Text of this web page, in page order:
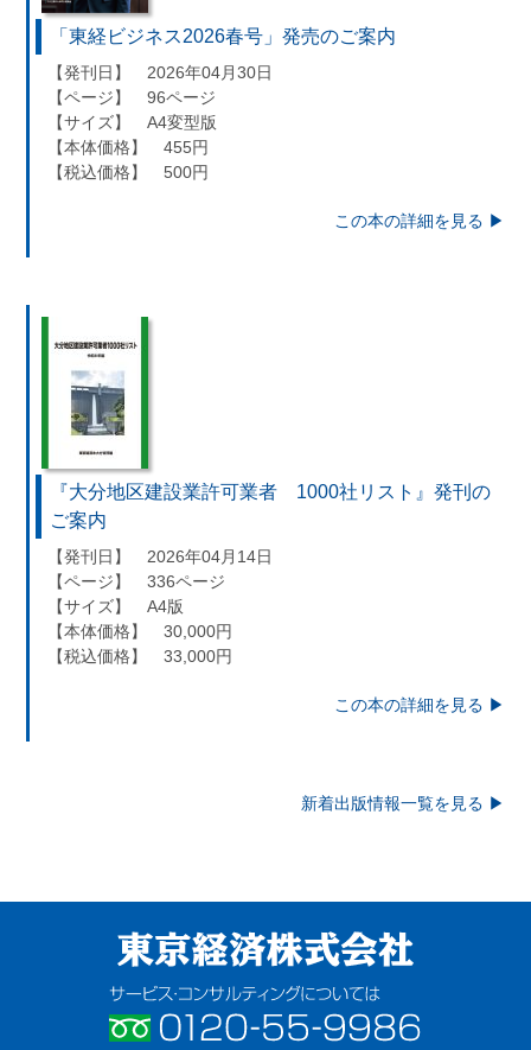
「東経ビジネス2026春号」発売のご案内
【発刊日】 2026年04月30日
【ページ】 96ページ
【サイズ】 A4変型版
【本体価格】 455円
【税込価格】 500円
この本の詳細を見る ▶︎
『大分地区建設業許可業者 1000社リスト』発刊の
ご案内
【発刊日】 2026年04月14日
【ページ】 336ページ
【サイズ】 A4版
【本体価格】 30,000円
【税込価格】 33,000円
この本の詳細を見る ▶︎
新着出版情報一覧を見る ▶︎